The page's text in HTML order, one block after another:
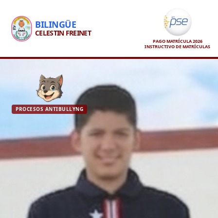
BILINGÜE
CELESTIN FREINET
PAGO MATRÍCULA 2026
INSTRUCTIVO DE MATRÍCULAS
PROCESOS ANTIBULLYNG